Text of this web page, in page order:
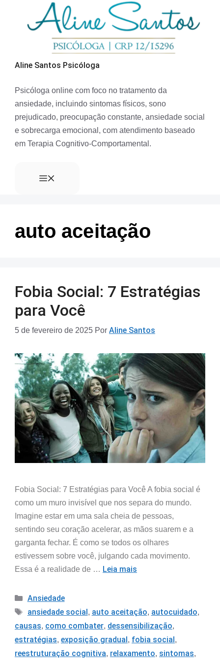
Aline Santos Psicóloga
Psicóloga online com foco no tratamento da
ansiedade, incluindo sintomas físicos, sono
prejudicado, preocupação constante, ansiedade social
e sobrecarga emocional, com atendimento baseado
em Terapia Cognitivo-Comportamental.
auto aceitação
Fobia Social: 7 Estratégias
para Você
5 de fevereiro de 2025 Por Aline Santos
Fobia Social: 7 Estratégias para Você A fobia social é
como um muro invisível que nos separa do mundo.
Imagine estar em uma sala cheia de pessoas,
sentindo seu coração acelerar, as mãos suarem e a
garganta fechar. É como se todos os olhares
estivessem sobre você, julgando cada movimento.
Essa é a realidade de … Leia mais
Ansiedade
ansiedade social, auto aceitação, autocuidado,
causas, como combater, dessensibilização,
estratégias, exposição gradual, fobia social,
reestruturação cognitiva, relaxamento, sintomas,